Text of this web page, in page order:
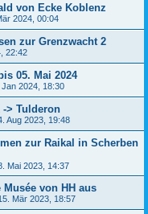
von Ecke Koblenz
2024, 00:04
zur Grenzwacht 2
22:42
05. Mai 2024
Jan 2024, 18:30
> Tulderon
Aug 2023, 19:48
zur Raikal in Scherben
Mai 2023, 14:37
von HH aus
Mär 2023, 18:57